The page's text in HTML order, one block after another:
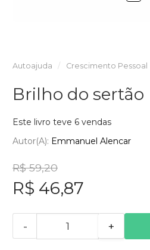
Autoajuda Crescimento Pessoal
Brilho do sertão
Este livro teve 6 vendas
Autor(a): Emmanuel Alencar
R$ 59,20
R$ 46,87
- +